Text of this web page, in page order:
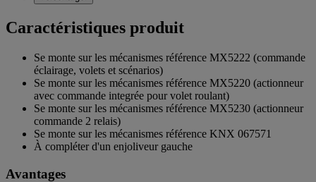
Caractéristiques produit
Se monte sur les mécanismes référence MX5222 (commande
éclairage, volets et scénarios)
Se monte sur les mécanismes référence MX5220 (actionneur
avec commande integrée pour volet roulant)
Se monte sur les mécanismes référence MX5230 (actionneur
commande 2 relais)
Se monte sur les mécanismes référence KNX 067571
À compléter d'un enjoliveur gauche
Avantages